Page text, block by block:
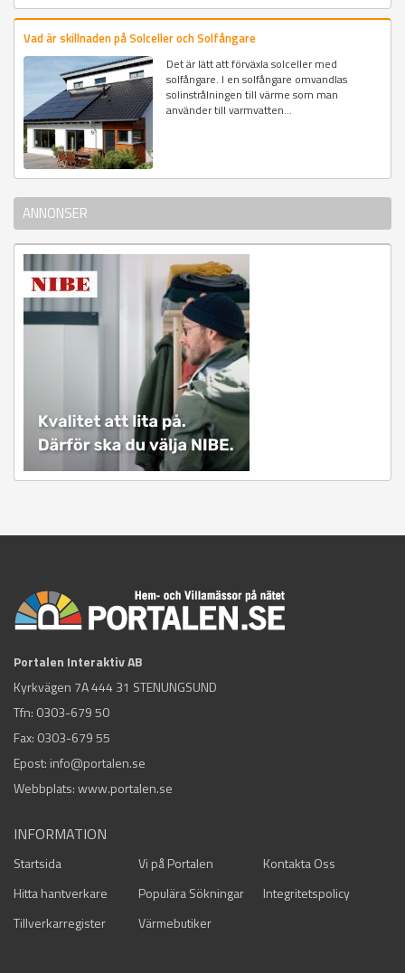
Vad är skillnaden på Solceller och Solfångare
Det är lätt att förväxla solceller med
solfångare. I en solfångare omvandlas
solinstrålningen till värme som man
använder till varmvatten...
ANNONSER
Portalen Interaktiv AB
Kyrkvägen 7A 444 31 STENUNGSUND
Tfn: 0303-679 50
Fax: 0303-679 55
Epost: info@portalen.se
Webbplats: www.portalen.se
INFORMATION
Startsida Vi på Portalen
Kontakta Oss
Hitta hantverkare
Populära Sökningar
Integritetspolicy
Tillverkarregister
Värmebutiker